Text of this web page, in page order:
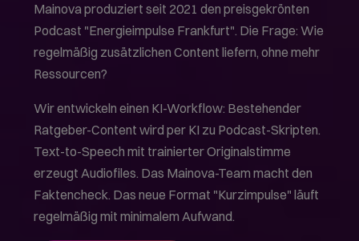
Mainova produziert seit 2021 den preisgekrönten
Podcast "Energieimpulse Frankfurt". Die Frage: Wie
regelmäßig zusätzlichen Content liefern, ohne mehr
Ressourcen?
Wir entwickeln einen KI-Workflow: Bestehender
Ratgeber-Content wird per KI zu Podcast-Skripten.
Text-to-Speech mit trainierter Originalstimme
erzeugt Audiofiles. Das Mainova-Team macht den
Faktencheck. Das neue Format "Kurzimpulse" läuft
regelmäßig mit minimalem Aufwand.